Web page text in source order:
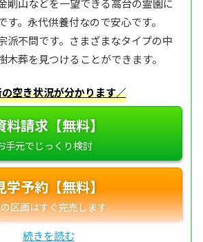
剛山などを一望できる高台の霊園に
す。永代供養付なので安心です。
派不問です。さまざまなタイプの中
木葬を見つけることができます。
空き状況が分かります／
料請求【無料】
学予約【無料】